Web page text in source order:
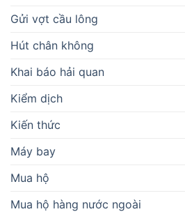
Gửi vợt cầu lông
Hút chân không
Khai báo hải quan
Kiểm dịch
Kiến thức
Máy bay
Mua hộ
Mua hộ hàng nước ngoài